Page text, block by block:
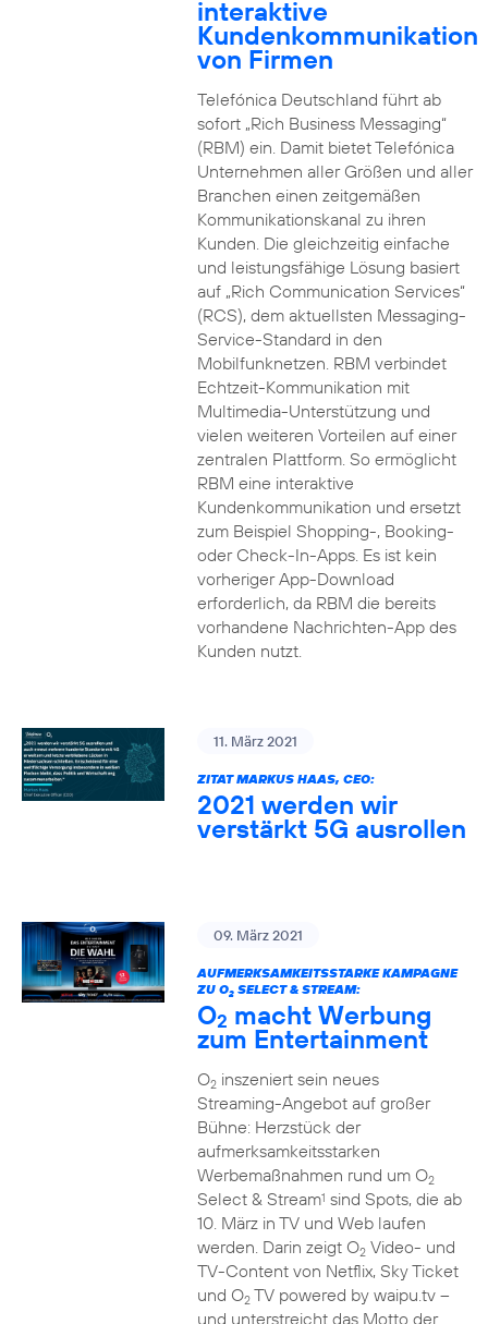
interaktive
Kundenkommunikation
von Firmen
Telefónica Deutschland führt ab
sofort „Rich Business Messaging“
(RBM) ein. Damit bietet Telefónica
Unternehmen aller Größen und aller
Branchen einen zeitgemäßen
Kommunikationskanal zu ihren
Kunden. Die gleichzeitig einfache
und leistungsfähige Lösung basiert
auf „Rich Communication Services“
(RCS), dem aktuellsten Messaging-
Service-Standard in den
Mobilfunknetzen. RBM verbindet
Echtzeit-Kommunikation mit
Multimedia-Unterstützung und
vielen weiteren Vorteilen auf einer
zentralen Plattform. So ermöglicht
RBM eine interaktive
Kundenkommunikation und ersetzt
zum Beispiel Shopping-, Booking-
oder Check-In-Apps. Es ist kein
vorheriger App-Download
erforderlich, da RBM die bereits
vorhandene Nachrichten-App des
Kunden nutzt.
11. März 2021
ZITAT MARKUS HAAS, CEO:
2021 werden wir
verstärkt 5G ausrollen
09. März 2021
AUFMERKSAMKEITSSTARKE KAMPAGNE
ZU O2SELECT & STREAM:
O2 macht Werbung
zum Entertainment
O2inszeniert sein neues
Streaming-Angebot auf großer
Bühne: Herzstück der
aufmerksamkeitsstarken
Werbemaßnahmen rund um O2
Select & Stream1 sind Spots, die ab
10. März in TV und Web laufen
werden. Darin zeigt O2Video- und
TV-Content von Netflix, Sky Ticket
und O2TV powered by waipu.tv –
und unterstreicht das Motto der